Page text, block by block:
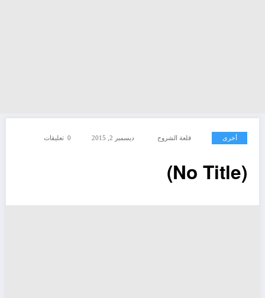
أخرى قلعة الشروح ديسمبر 2, 2015 0 تعليقات
(No Title)